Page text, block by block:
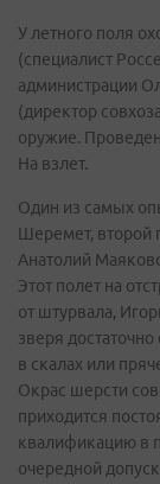
У летного поля
(специалист
администрации
(директор
оружие. Проведен
На взлет.
Один из самых
Шеремет, второй
Анатолий
Этот полет на
от штурвала,
зверя
в скалах или
Окрас шерсти
приходится
квалификацию в
очередной